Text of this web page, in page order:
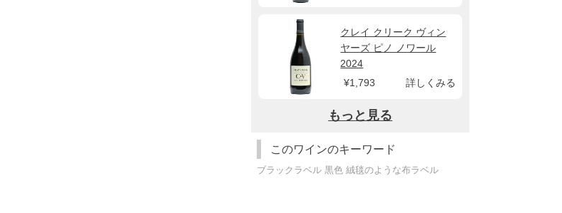
クレイ クリーク ヴィン
ヤーズ ピノ ノワール
2024
¥1,793
詳しくみる
もっと見る
このワインのキーワード
ブラックラベル 黒色 絨毯のような布ラベル